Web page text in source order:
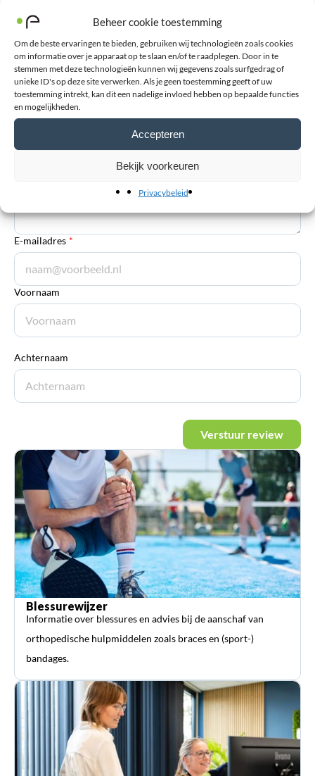
Beheer cookie toestemming
Om de beste ervaringen te bieden, gebruiken wij technologieën zoals cookies
om informatie over je apparaat op te slaan en/of te raadplegen. Door in te
stemmen met deze technologieën kunnen wij gegevens zoals surfgedrag of
unieke ID's op deze site verwerken. Als je geen toestemming geeft of uw
toestemming intrekt, kan dit een nadelige invloed hebben op bepaalde functies
en mogelijkheden.
Accepteren
Bekijk voorkeuren
Privacybeleid
Wilt u uw eigen review toevoegen?
Het e-mailadres wordt niet gepubliceerd. Verplichte velden zijn
gemarkeerd met *
Uw waardering *
E-mailadres *
Voornaam
Achternaam
Verstuur review
Blessurewijzer
Informatie over blessures en advies bij de aanschaf van
orthopedische hulpmiddelen zoals braces en (sport-)
bandages.